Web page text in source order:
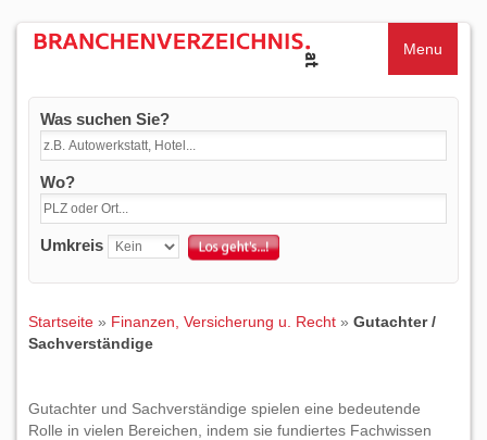
Menu
Was suchen Sie?
Wo?
Umkreis
Startseite » Finanzen, Versicherung u. Recht » Gutachter /
Sachverständige
Gutachter und Sachverständige spielen eine bedeutende
Rolle in vielen Bereichen, indem sie fundiertes Fachwissen